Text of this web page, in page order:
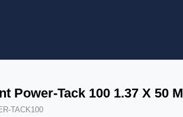
Power-Tack 100 1.37 X 50 M
TACK100